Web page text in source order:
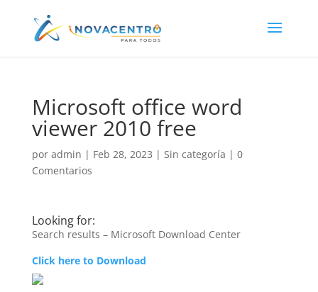
Microsoft office word
viewer 2010 free
por admin | Feb 28, 2023 | Sin categoría | 0
Comentarios
Looking for:
Search results – Microsoft Download Center
Click here to Download